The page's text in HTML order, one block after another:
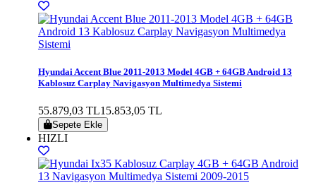
Hyundai Accent Blue 2011-2013 Model 4GB + 64GB Android 13
Kablosuz Carplay Navigasyon Multimedya Sistemi
55.879,03 TL15.853,05 TL
Sepete Ekle
HIZLI